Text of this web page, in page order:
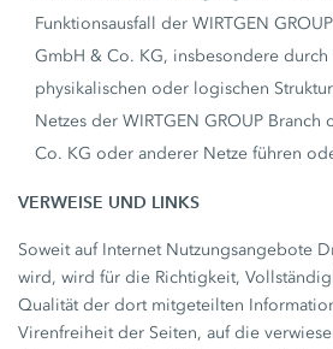
Funktionsausfall der WIRTGEN
GmbH & Co. KG, insbesondere
physikalischen oder logischen
Netzes der WIRTGEN GROUP
Co. KG oder anderer Netze führen
VERWEISE UND LINKS
Soweit auf Internet Nutzungsangebote
wird, wird für die Richtigkeit,
Qualität der dort mitgeteilten
Virenfreiheit der Seiten, auf die